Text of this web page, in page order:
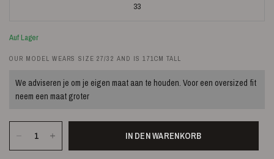
33
Auf Lager
OUR MODEL WEARS SIZE 27/32 AND IS 171CM TALL
We adviseren je om je eigen maat aan te houden. Voor een oversized fit
neem een maat groter
IN DEN WARENKORB